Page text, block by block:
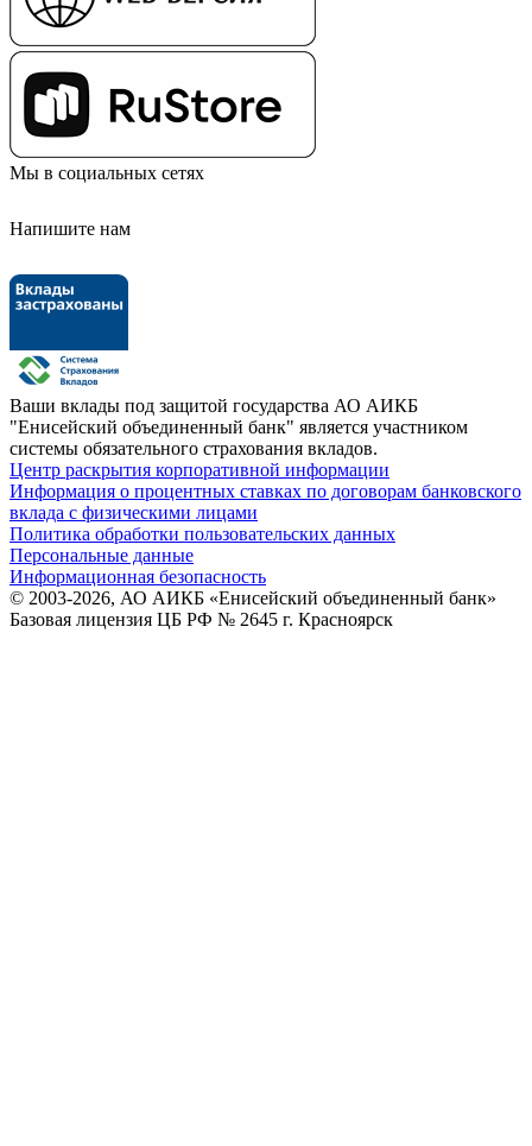
Мы в социальных сетях
Напишите нам
Ваши вклады под защитой государства АО АИКБ
"Енисейский объединенный банк" является участником
системы обязательного страхования вкладов.
Центр раскрытия корпоративной информации
Информация о процентных ставках по договорам банковского
вклада с физическими лицами
Политика обработки пользовательских данных
Персональные данные
Информационная безопасность
© 2003-2026, АО АИКБ «Енисейский объединенный банк»
Базовая лицензия ЦБ РФ № 2645 г. Красноярск